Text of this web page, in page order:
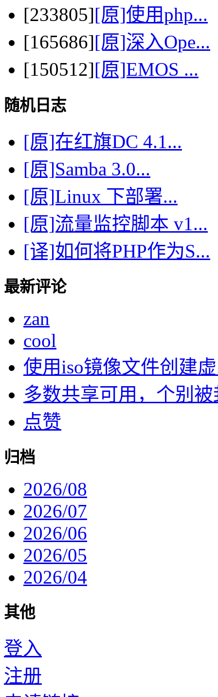
[233805][原]使用php...
[165686][原]深入Ope...
[150512][原]EMOS ...
随机日志
[原]在红旗DC 4.1...
[原]Samba 3.0...
[原]Linux 下部署...
[原]流量监控脚本 v1...
[译]如何将PHP作为S...
最新评论
zan
cool
使用iso镜像文件创建
多数共享可用，个别被
点赞
归档
2026/08
2026/07
2026/06
2026/05
2026/04
其他
登入
注册